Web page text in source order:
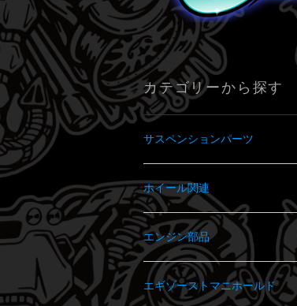
カテゴリーから探す
サスペンションパーツ
ホイール関連
エンジン部品
エギゾーストマニホールド